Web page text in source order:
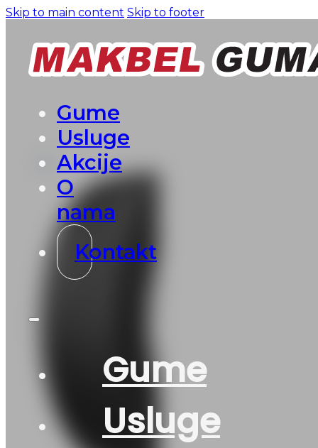
Skip to main content Skip to footer
Gume
Usluge
Akcije
O
nama
Kontakt
Gume
Usluge